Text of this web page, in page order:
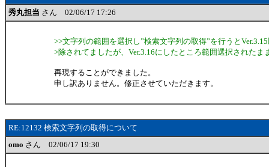
秀丸担当 さん 02/06/17 17:26
>>文字列の範囲を選択し”検索文字列の取得”を行うと
>除されてましたが、Ver.3.16にしたところ範囲選択されたま
再現することができました。
申し訳ありません。修正させていただきます。
RE:12132 検索文字列の取得について
omo さん 02/06/17 19:30